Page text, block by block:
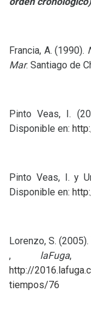
Francia, A. (1990).
Mar. Santiago de
Pinto Veas, I.
Disponible en:
Pinto Veas, I. y
Disponible en:
Lorenzo, S.
, laFuga,
http://
tiempos/76